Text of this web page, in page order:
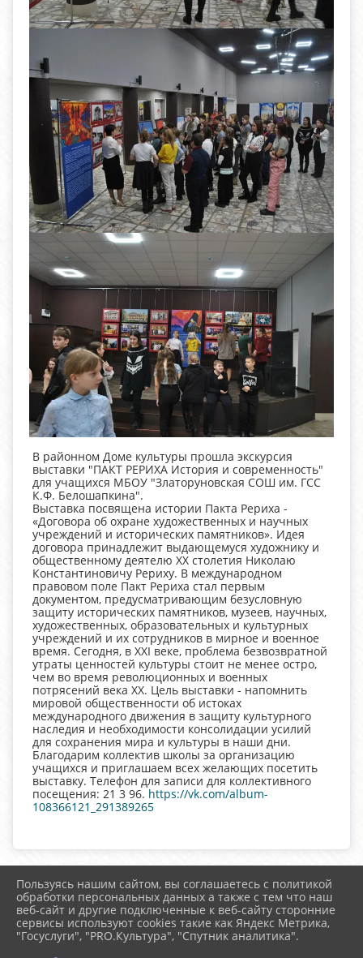
В районном Доме культуры прошла экскурсия
выставки "ПАКТ РЕРИХА История и современность"
для учащихся МБОУ "Златоруновская СОШ им. ГСС
К.Ф. Белошапкина".
Выставка посвящена истории Пакта Рериха -
«Договора об охране художественных и научных
учреждений и исторических памятников». Идея
договора принадлежит выдающемуся художнику и
общественному деятелю XX столетия Николаю
Константиновичу Рериху. В международном
правовом поле Пакт Рериха стал первым
документом, предусматривающим безусловную
защиту исторических памятников, музеев, научных,
художественных, образовательных и культурных
учреждений и их сотрудников в мирное и военное
время. Сегодня, в ХХI веке, проблема безвозвратной
утраты ценностей культуры стоит не менее остро,
чем во время революционных и военных
потрясений века XX. Цель выставки - напомнить
мировой общественности об истоках
международного движения в защиту культурного
наследия и необходимости консолидации усилий
для сохранения мира и культуры в наши дни.
Благодарим коллектив школы за организацию
учащихся и приглашаем всех желающих посетить
выставку. Телефон для записи для коллективного
посещения: 21 3 96. https://vk.com/album-
108366121_291389265
2026 г. uzhur-cks.ru
Вход
Карта сайта
Политика обработки персональных данных
Пользуясь нашим сайтом, вы соглашаетесь с политикой
обработки персональных данных а также с тем что наш
веб-сайт и другие подключенные к веб-сайту сторонние
сервисы используют cookies такие как Яндекс Метрика,
"Госуслуги", "PRO.Культура", "Спутник аналитика".